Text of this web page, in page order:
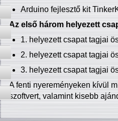
Arduino fejlesztő kit
Az első három helyezett
1. helyezett csapat tagjai
2. helyezett csapat tagjai
3. helyezett csapat tagjai
A fenti nyereményeken kívül
szoftvert, valamint kisebb